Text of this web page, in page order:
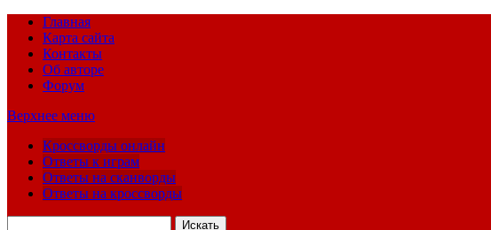
Главная
Карта сайта
Контакты
Об авторе
Форум
Верхнее меню
Кроссворды онлайн
Ответы к играм
Ответы на сканворды
Ответы на кроссворды